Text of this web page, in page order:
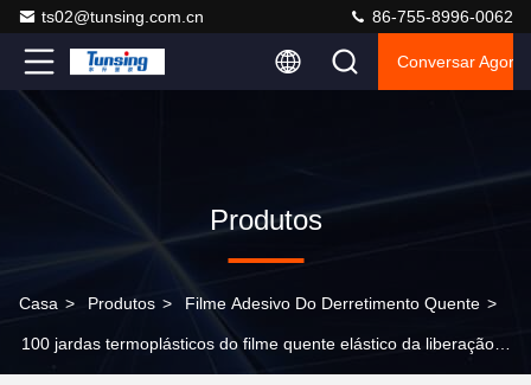
ts02@tunsing.com.cn 86-755-8996-0062
Conversar Agora
Produtos
Casa > Produtos > Filme Adesivo Do Derretimento Quente >
100 jardas termoplásticos do filme quente elástico da liberação